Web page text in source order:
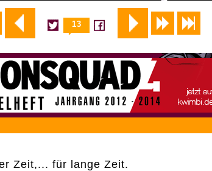
13
Zeit,... für lange Zeit.